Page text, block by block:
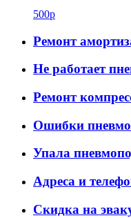
500р
Ремонт
Не работает
Ремонт
Ошибки
Упала
Адреса и
Скидка на